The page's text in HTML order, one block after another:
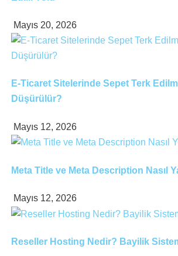
Mayıs 20, 2026
E-Ticaret Sitelerinde Sepet Terk
Düşürülür?
Mayıs 12, 2026
Meta Title ve Meta Description Nasıl
Mayıs 12, 2026
Reseller Hosting Nedir? Bayilik